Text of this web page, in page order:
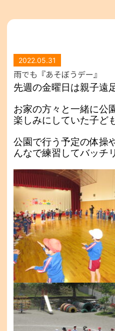
2022.05.31
雨でも『あそぼうデー』
先週の金曜日は親子遠
お家の方々と一緒に公
楽しみにしていた子ど
公園で行う予定の体操
んなで練習してバッチ